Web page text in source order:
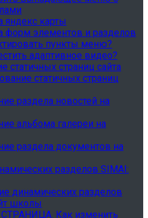
яндекс карты
форм элементов и разделов
пункты меню?
адаптивное видео?
статичных страниц сайта
статичных страниц
раздела новостей на
альбома галереи на
раздела документов на
разделов SIMAI:
динамических разделов
школы
Как изменить